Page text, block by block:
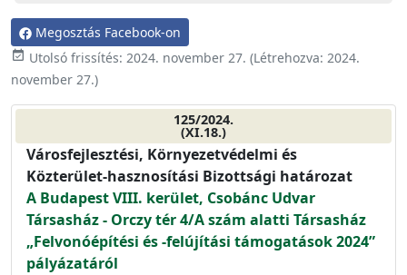
Megosztás Facebook-on
event_available Utolsó frissítés: 2024. november 27. (Létrehozva: 2024.
november 27.)
125/2024.
(XI.18.)
Városfejlesztési, Környezetvédelmi és
Közterület-hasznosítási Bizottsági határozat
A Budapest VIII. kerület, Csobánc Udvar
Társasház - Orczy tér 4/A szám alatti Társasház
„Felvonóépítési és -felújítási támogatások 2024”
pályázatáról